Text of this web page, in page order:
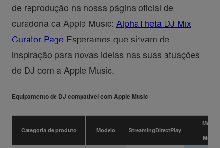
de reprodução na nossa página oficial de
curadoria da Apple Music: AlphaTheta DJ Mix
Curator Page.Esperamos que sirvam de
inspiração para novas ideias nas suas atuações
de DJ com a Apple Music.
Equipamento de DJ compatível com Apple Music
Categoria de produto Modelo StreamingDirectPlay
Modo
Mac/